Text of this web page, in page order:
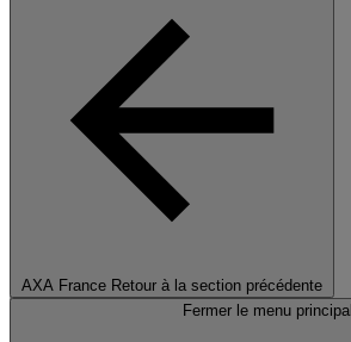
AXA France Retour à la section précédente
Fermer le menu principal